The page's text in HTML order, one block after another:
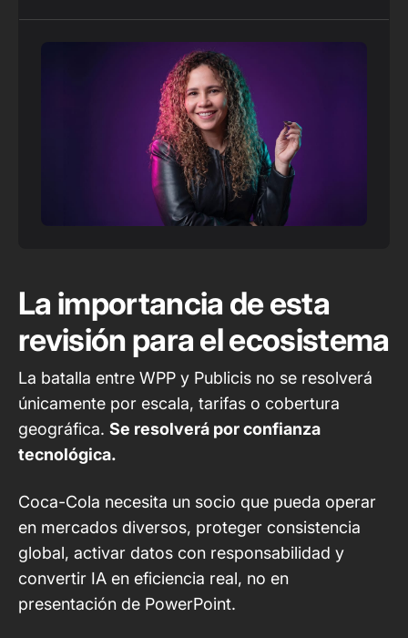
La importancia de esta
revisión para el ecosistema
La batalla entre WPP y Publicis no se resolverá
únicamente por escala, tarifas o cobertura
geográfica. Se resolverá por confianza
tecnológica.
Coca-Cola necesita un socio que pueda operar
en mercados diversos, proteger consistencia
global, activar datos con responsabilidad y
convertir IA en eficiencia real, no en
presentación de PowerPoint.